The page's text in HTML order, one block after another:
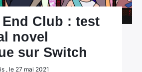
End Club : test
novel
sur Switch
, le 27 mai 2021